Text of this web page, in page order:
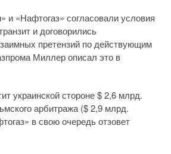
и «Нафтогаз» согласовали условия
и договорились
претензий по действующим
Миллер описал это в
украинской стороне $ 2,6 млрд.
арбитража ($ 2,9 млрд.
в свою очередь отзовет